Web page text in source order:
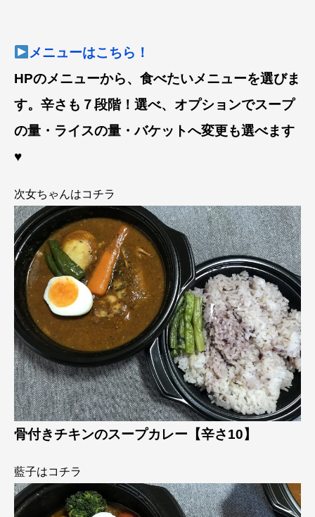
メニューはこちら！
HPのメニューから、食べたいメニューを選びま
す。辛さも７段階！選べ、オプションでスープ
の量・ライスの量・バケットへ変更も選べます
♥
次女ちゃんはコチラ
骨付きチキンのスープカレー【辛さ10】
藍子はコチラ